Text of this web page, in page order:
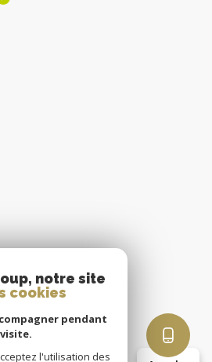
notre site
cookies
pendant
l'utilisation des